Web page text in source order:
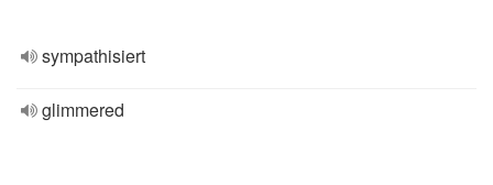
sympathisiert
glimmered